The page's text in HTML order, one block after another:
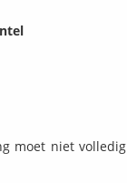
moet niet volledig